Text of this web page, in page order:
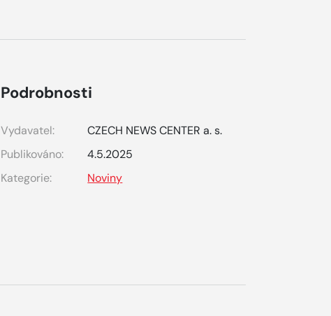
Podrobnosti
Vydavatel:
CZECH NEWS CENTER a. s.
Publikováno:
4.5.2025
Kategorie:
Noviny